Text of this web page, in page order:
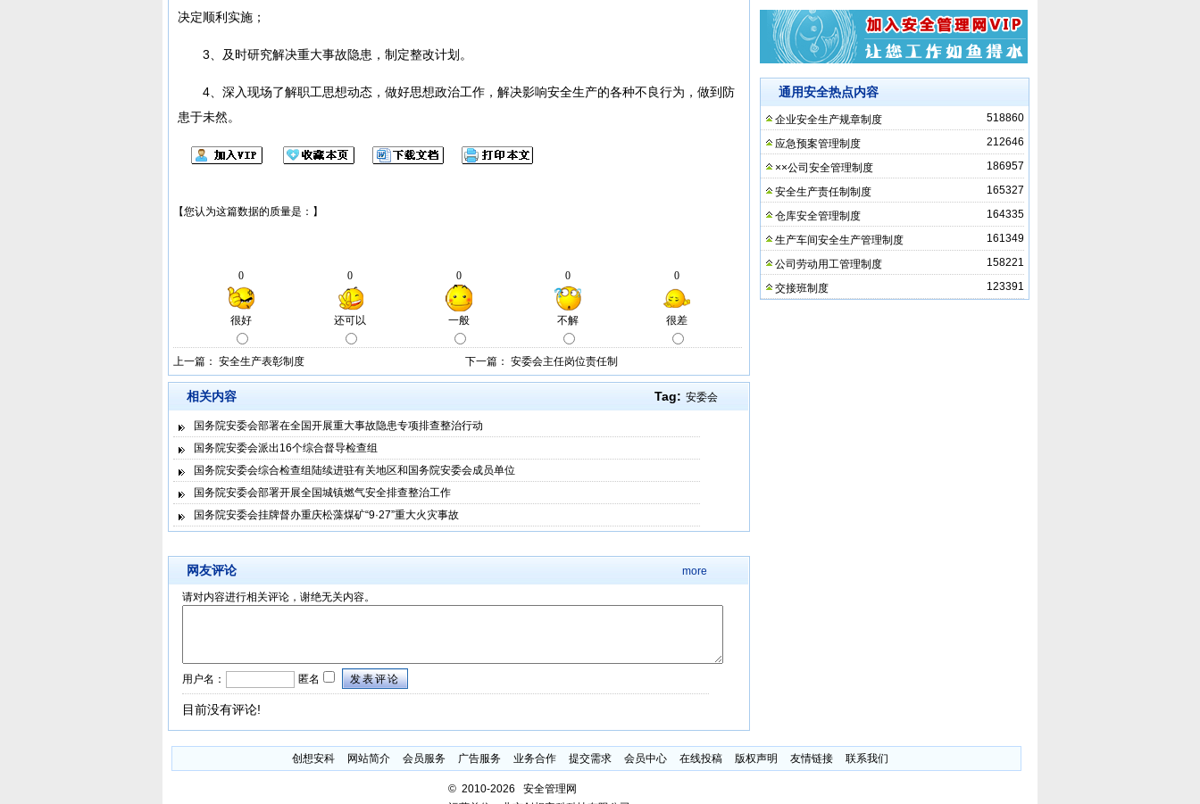
决定顺利实施；
3、及时研究解决重大事故隐患，制定整改计划。
4、深入现场了解职工思想动态，做好思想政治工作，解决影响安全生产的各种不良行为，做到防
患于未然。
下一篇： 安委会主任岗位责任制
上一篇： 安全生产表彰制度
Tag: 安委会
相关内容
国务院安委会部署在全国开展重大事故隐患专项排查整治行动
国务院安委会派出16个综合督导检查组
国务院安委会综合检查组陆续进驻有关地区和国务院安委会成员单位
国务院安委会部署开展全国城镇燃气安全排查整治工作
国务院安委会挂牌督办重庆松藻煤矿“9·27”重大火灾事故
网友评论 more
请对内容进行相关评论，谢绝无关内容。
用户名： 匿名 发表评论
目前没有评论!
通用安全热点内容
518860
企业安全生产规章制度
212646
应急预案管理制度
186957
××公司安全管理制度
165327
安全生产责任制制度
164335
仓库安全管理制度
161349
生产车间安全生产管理制度
158221
公司劳动用工管理制度
123391
交接班制度
创想安科 网站简介 会员服务 广告服务 业务合作 提交需求 会员中心 在线投稿 版权声明 友情链接 联系我们
© 2010-2026 安全管理网